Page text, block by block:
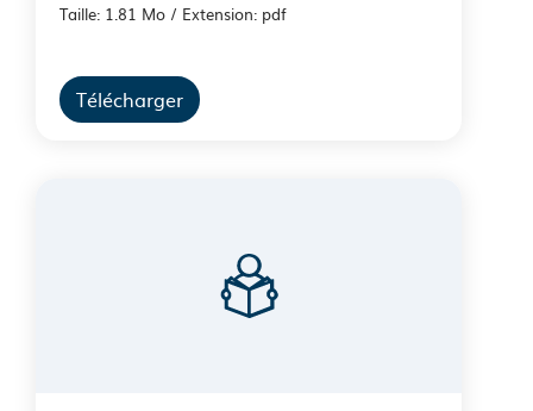
Taille: 1.81 Mo / Extension: pdf
Télécharger